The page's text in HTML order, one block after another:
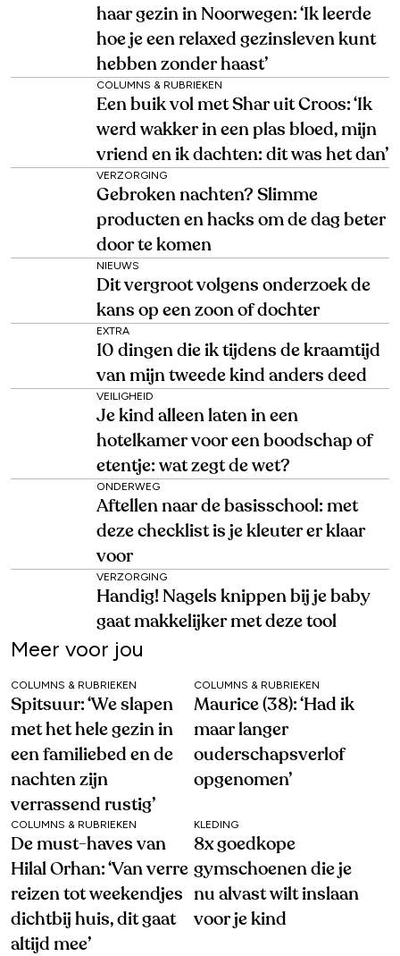
haar gezin in Noorwegen: ‘Ik leerde
hoe je een relaxed gezinsleven kunt
hebben zonder haast’
COLUMNS & RUBRIEKEN
Een buik vol met Shar uit Croos: ‘Ik
werd wakker in een plas bloed, mijn
vriend en ik dachten: dit was het dan’
VERZORGING
Gebroken nachten? Slimme
producten en hacks om de dag beter
door te komen
NIEUWS
Dit vergroot volgens onderzoek de
kans op een zoon of dochter
EXTRA
10 dingen die ik tijdens de kraamtijd
van mijn tweede kind anders deed
VEILIGHEID
Je kind alleen laten in een
hotelkamer voor een boodschap of
etentje: wat zegt de wet?
ONDERWEG
Aftellen naar de basisschool: met
deze checklist is je kleuter er klaar
voor
VERZORGING
Handig! Nagels knippen bij je baby
gaat makkelijker met deze tool
Meer voor jou
COLUMNS & RUBRIEKEN
Spitsuur: ‘We slapen
met het hele gezin in
een familiebed en de
nachten zijn
verrassend rustig’
COLUMNS & RUBRIEKEN
Maurice (38): ‘Had ik
maar langer
ouderschapsverlof
opgenomen’
COLUMNS & RUBRIEKEN
De must-haves van
Hilal Orhan: ‘Van verre
reizen tot weekendjes
dichtbij huis, dit gaat
altijd mee’
KLEDING
8x goedkope
gymschoenen die je
nu alvast wilt inslaan
voor je kind